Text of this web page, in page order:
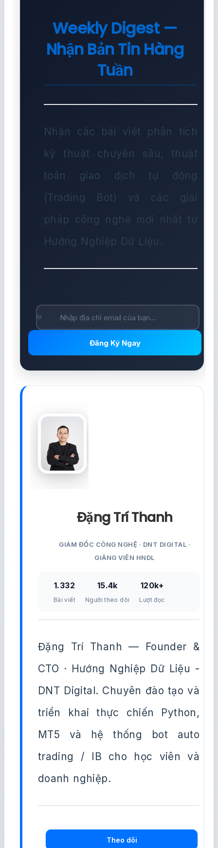
Weekly Digest —
Nhận Bản Tin Hàng
Tuần
Nhận các bài viết phân tích
kỹ thuật chuyên sâu, thuật
toán giao dịch tự động
(Trading Bot) và các giải
pháp công nghệ mới nhất từ
Hướng Nghiệp Dữ Liệu.
Đăng Ký Ngay
Đặng Trí Thanh
GIÁM ĐỐC CÔNG NGHỆ · DNT DIGITAL ·
GIẢNG VIÊN HNDL
1.332
Bài viết
15.4k
Người theo dõi
120k+
Lượt đọc
Đặng Trí Thanh — Founder &
CTO · Hướng Nghiệp Dữ Liệu -
DNT Digital. Chuyên đào tạo và
triển khai thực chiến Python,
MT5 và hệ thống bot auto
trading / IB cho học viên và
doanh nghiệp.
Theo dõi